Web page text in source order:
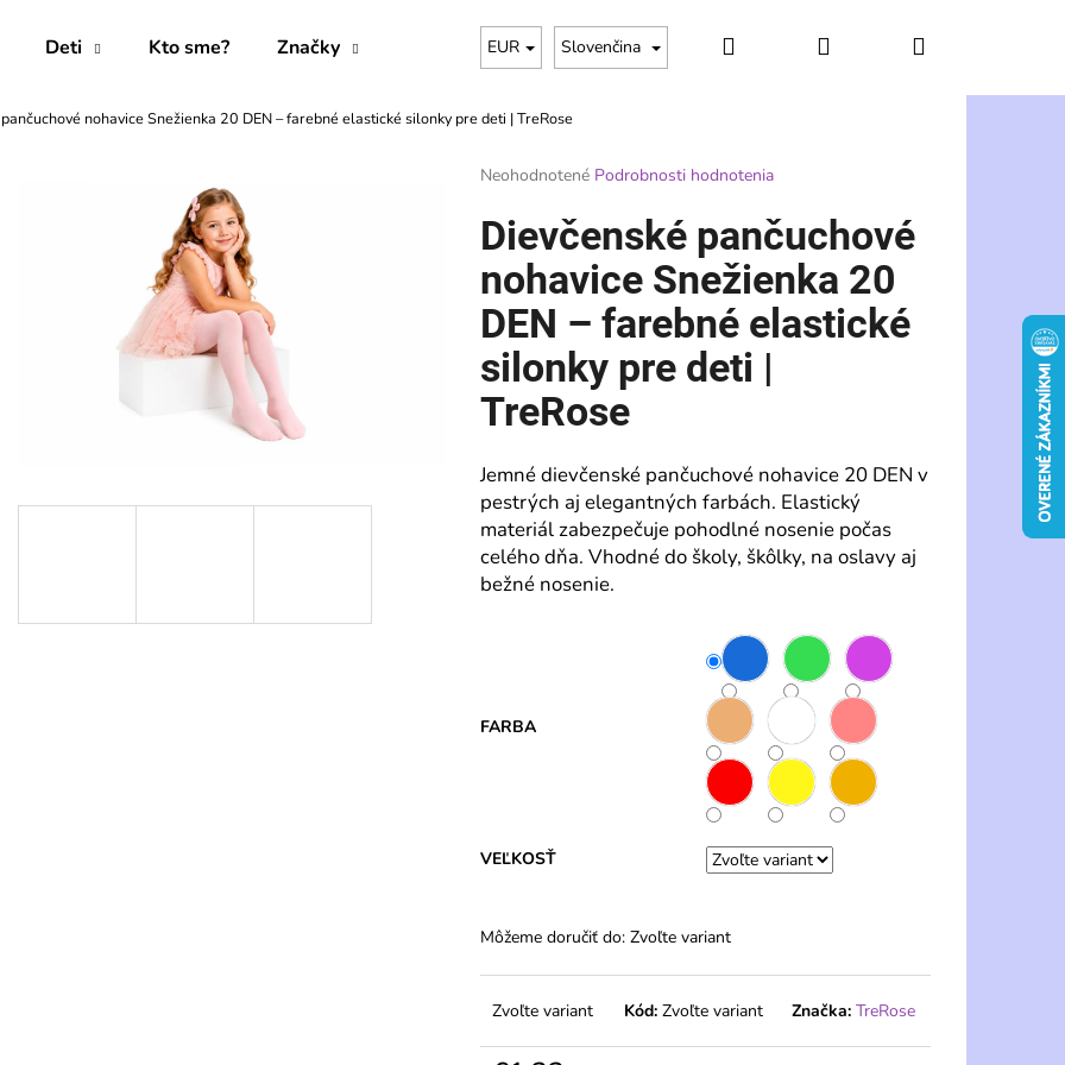
Deti Kto sme? Značky EUR Slovenčina Hľadať PrihlásenieNákupný
nohavice Snežienka 20 DEN – farebné elastické silonky pre deti | TreRose
Priemerné
produktu
je
5
hviezdičiek.
Neohodnotené Podrobnosti hodnotenia
Dievčenské pančuchové
nohavice Snežienka 20
DEN – farebné elastické
silonky pre deti |
TreRose
Jemné dievčenské pančuchové nohavice 20 DEN v
pestrých aj elegantných farbách. Elastický
materiál zabezpečuje pohodlné nosenie počas
celého dňa. Vhodné do školy, škôlky, na oslavy aj
bežné nosenie.
FARBA
VEĽKOSŤ
Môžeme doručiť do: Zvoľte variant
Zvoľte variant Kód: Zvoľte variant Značka: TreRose
Čo potrebujete nájsť?
Odporúčame
Nasledujúce
DÁMSKE JEMNÉ PONOŽKY 20 DEN S
ELASTANOM – 2 PÁRY – PELA